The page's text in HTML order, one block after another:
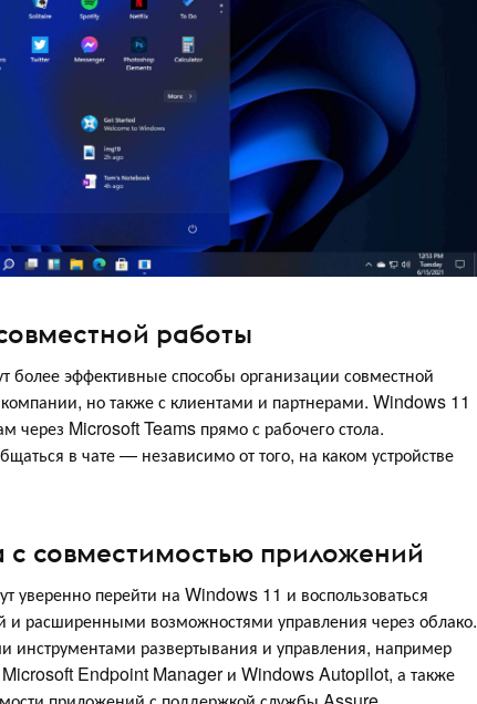
работы
более эффективные способы организации совместной
но также с клиентами и партнерами. Windows 11
через Microsoft Teams прямо с рабочего стола.
в чате — независимо от того, на каком устройстве
совместимостью приложений
уверенно перейти на Windows 11 и воспользоваться
расширенными возможностями управления через облако.
инструментами развертывания и управления, например
Endpoint Manager и Windows Autopilot, а также